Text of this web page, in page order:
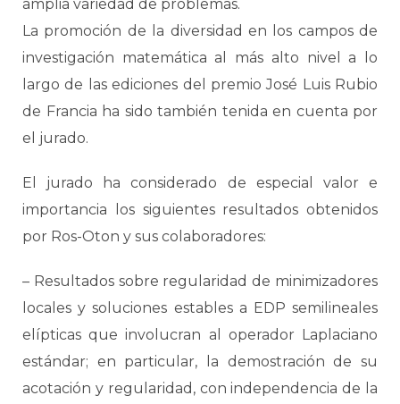
amplia variedad de problemas.
La promoción de la diversidad en los campos de
investigación matemática al más alto nivel a lo
largo de las ediciones del premio José Luis Rubio
de Francia ha sido también tenida en cuenta por
el jurado.
El jurado ha considerado de especial valor e
importancia los siguientes resultados obtenidos
por Ros-Oton y sus colaboradores:
– Resultados sobre regularidad de minimizadores
locales y soluciones estables a EDP semilineales
elípticas que involucran al operador Laplaciano
estándar; en particular, la demostración de su
acotación y regularidad, con independencia de la